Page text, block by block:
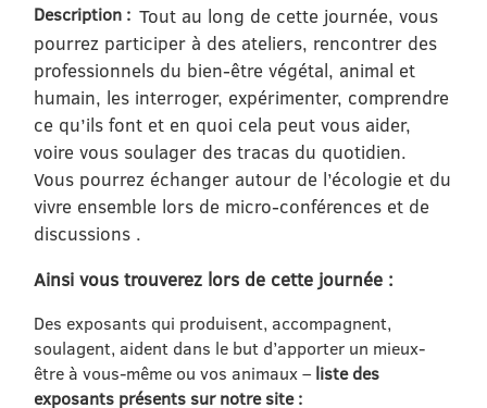
Description : Tout au long de cette journée, vous
pourrez participer à des ateliers, rencontrer des
professionnels du bien-être végétal, animal et
humain, les interroger, expérimenter, comprendre
ce qu’ils font et en quoi cela peut vous aider,
voire vous soulager des tracas du quotidien.
Vous pourrez échanger autour de l’écologie et du
vivre ensemble lors de micro-conférences et de
discussions .
Ainsi vous trouverez lors de cette journée :
Des exposants qui produisent, accompagnent,
soulagent, aident dans le but d’apporter un mieux-
être à vous-même ou vos animaux – liste des
exposants présents sur notre site :